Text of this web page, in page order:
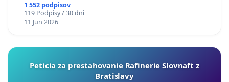
1 552 podpisov
119 Podpisy / 30 dni
11 Jun 2026
Peticia za prestahovanie Rafinerie Slovnaft z
Bratislavy